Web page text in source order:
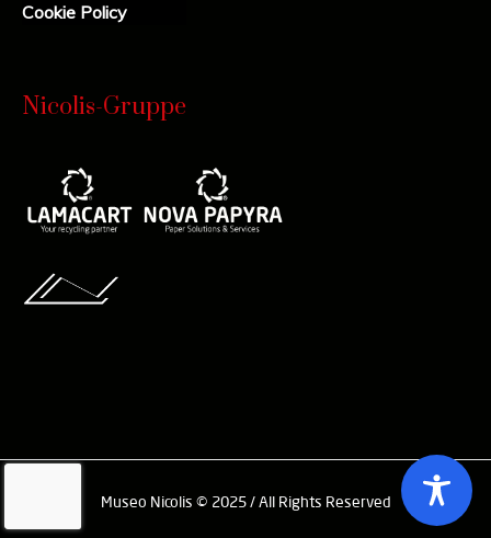
Cookie Policy
Nicolis-Gruppe
Museo Nicolis © 2025 / All Rights Reserved